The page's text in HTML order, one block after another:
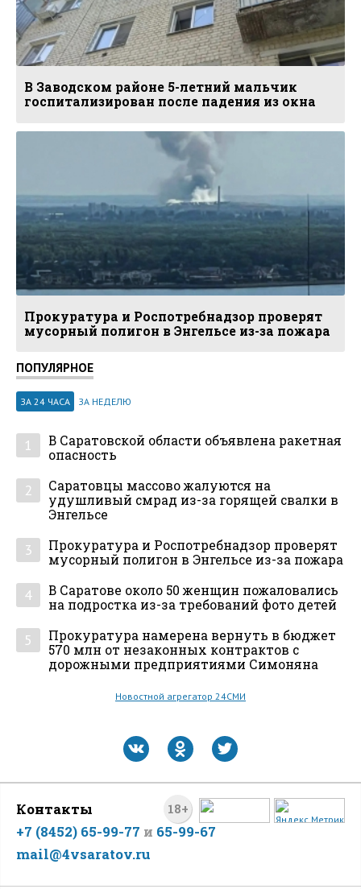
В Заводском районе 5-летний мальчик
госпитализирован после падения из окна
Прокуратура и Роспотребнадзор проверят
мусорный полигон в Энгельсе из-за пожара
ПОПУЛЯРНОЕ
ЗА 24 ЧАСА ЗА НЕДЕЛЮ
1
В Саратовской области объявлена ракетная
опасность
2
Саратовцы массово жалуются на
удушливый смрад из-за горящей свалки в
Энгельсе
3
Прокуратура и Роспотребнадзор проверят
мусорный полигон в Энгельсе из-за пожара
4
В Саратове около 50 женщин пожаловались
на подростка из-за требований фото детей
5
Прокуратура намерена вернуть в бюджет
570 млн от незаконных контрактов с
дорожными предприятиями Симоняна
Новостной агрегатор 24СМИ
18+
Контакты
+7 (8452) 65-99-77 и 65-99-67
mail@4vsaratov.ru